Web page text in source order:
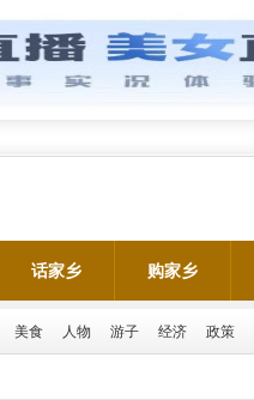
话家乡 购家乡
美食 人物 游子 经济 政策